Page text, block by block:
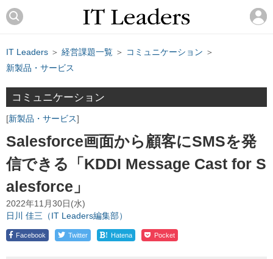
IT Leaders ＞ 経営課題一覧 ＞ コミュニケーション ＞
新製品・サービス
コミュニケーション
新製品・サービス
Salesforce画面から顧客にSMSを発
信できる「KDDI Message Cast for S
alesforce」
2022年11月30日(水)
日川 佳三（IT Leaders編集部）
Facebook Twitter ! Hatena Pocket